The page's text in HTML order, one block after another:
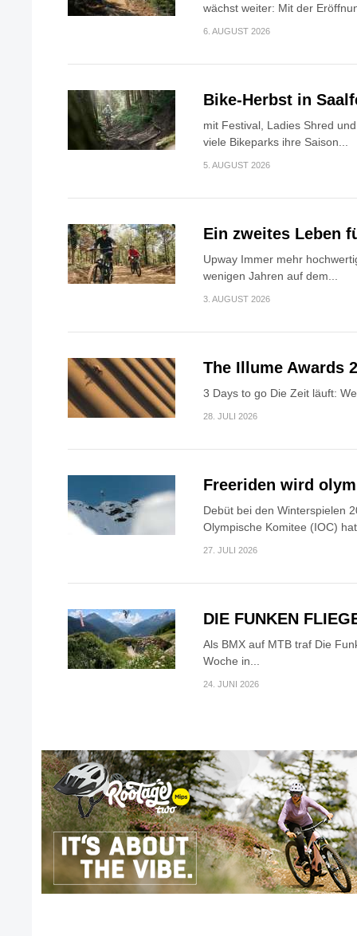
wächst weiter: Mit der
6. AUGUST 2026
Bike-Herbst in
mit Festival, Ladies Shred
viele Bikeparks ihre Saison...
5. AUGUST 2026
Ein zweites Leben
Upway Immer mehr
wenigen Jahren auf dem...
3. AUGUST 2026
The Illume Awards
3 Days to go Die Zeit läuft:
28. JULI 2026
Freeriden wird
Debüt bei den Winterspielen
Olympische Komitee (IOC)
27. JULI 2026
DIE FUNKEN
Als BMX auf MTB traf Die
Woche in...
24. JUNI 2026